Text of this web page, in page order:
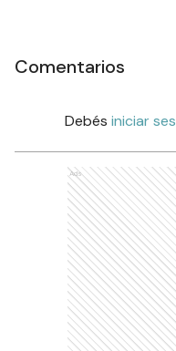
Comentarios
Debés iniciar
Ads